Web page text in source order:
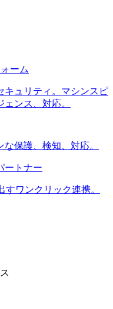
ーム
キュリティ。マシンスピ
ンス、対応。
保護、検知、対応。
ートナー
すワンクリック連携。